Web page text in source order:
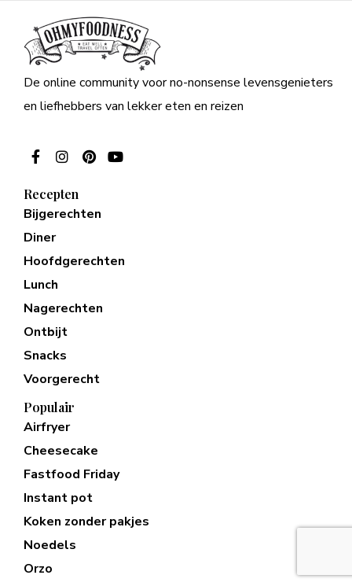
De online community voor no-nonsense levensgenieters
en liefhebbers van lekker eten en reizen
Recepten
Bijgerechten
Diner
Hoofdgerechten
Lunch
Nagerechten
Ontbijt
Snacks
Voorgerecht
Populair
Airfryer
Cheesecake
Fastfood Friday
Instant pot
Koken zonder pakjes
Noedels
Orzo